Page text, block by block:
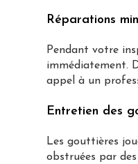
Réparations
Pendant votre
immédiatement.
appel à un
Entretien des
Les gouttières
obstruées par